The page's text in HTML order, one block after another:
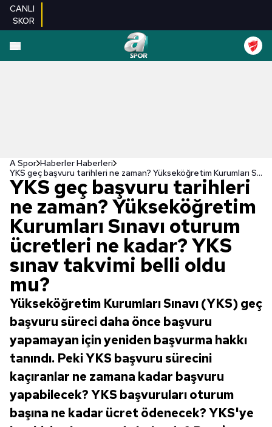
CANLI
SKOR
A Spor Haberler Haberleri
YKS geç başvuru tarihleri ne zaman? Yükseköğretim Kurumları Sınavı oturum ücretleri ne kadar? YKS sınav takvimi belli oldu mu?
YKS geç başvuru tarihleri
ne zaman? Yükseköğretim
Kurumları Sınavı oturum
ücretleri ne kadar? YKS
sınav takvimi belli oldu
mu?
Yükseköğretim Kurumları Sınavı (YKS) geç
başvuru süreci daha önce başvuru
yapamayan için yeniden başvurma hakkı
tanındı. Peki YKS başvuru sürecini
kaçıranlar ne zamana kadar başvuru
yapabilecek? YKS başvuruları oturum
başına ne kadar ücret ödenecek? YKS'ye